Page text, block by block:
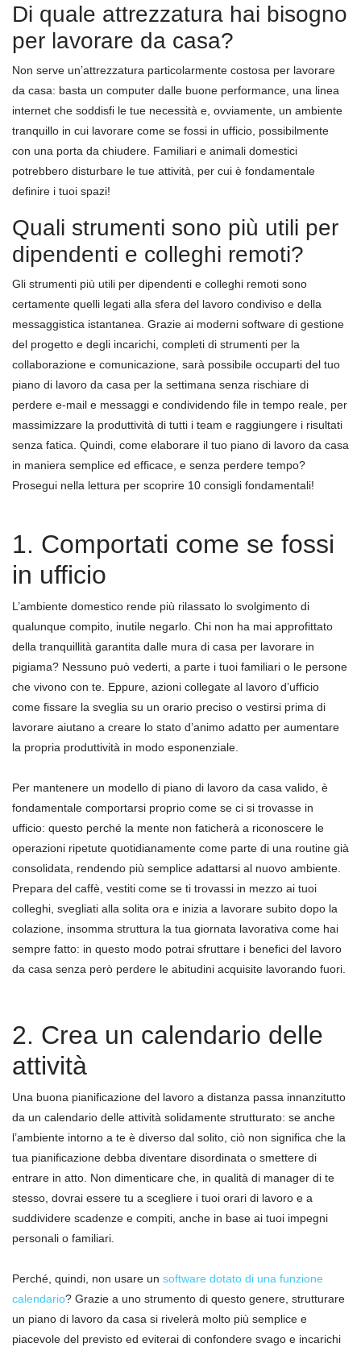
Di quale attrezzatura hai bisogno
per lavorare da casa?
Non serve un’attrezzatura particolarmente costosa per lavorare
da casa: basta un computer dalle buone performance, una linea
internet che soddisfi le tue necessità e, ovviamente, un ambiente
tranquillo in cui lavorare come se fossi in ufficio, possibilmente
con una porta da chiudere. Familiari e animali domestici
potrebbero disturbare le tue attività, per cui è fondamentale
definire i tuoi spazi!
Quali strumenti sono più utili per
dipendenti e colleghi remoti?
Gli strumenti più utili per dipendenti e colleghi remoti sono
certamente quelli legati alla sfera del lavoro condiviso e della
messaggistica istantanea. Grazie ai moderni software di gestione
del progetto e degli incarichi, completi di strumenti per la
collaborazione e comunicazione, sarà possibile occuparti del tuo
piano di lavoro da casa per la settimana senza rischiare di
perdere e-mail e messaggi e condividendo file in tempo reale, per
massimizzare la produttività di tutti i team e raggiungere i risultati
senza fatica. Quindi, come elaborare il tuo piano di lavoro da casa
in maniera semplice ed efficace, e senza perdere tempo?
Prosegui nella lettura per scoprire 10 consigli fondamentali!
1. Comportati come se fossi
in ufficio
L’ambiente domestico rende più rilassato lo svolgimento di
qualunque compito, inutile negarlo. Chi non ha mai approfittato
della tranquillità garantita dalle mura di casa per lavorare in
pigiama? Nessuno può vederti, a parte i tuoi familiari o le persone
che vivono con te. Eppure, azioni collegate al lavoro d’ufficio
come fissare la sveglia su un orario preciso o vestirsi prima di
lavorare aiutano a creare lo stato d’animo adatto per aumentare
la propria produttività in modo esponenziale.
Per mantenere un modello di piano di lavoro da casa valido, è
fondamentale comportarsi proprio come se ci si trovasse in
ufficio: questo perché la mente non faticherà a riconoscere le
operazioni ripetute quotidianamente come parte di una routine già
consolidata, rendendo più semplice adattarsi al nuovo ambiente.
Prepara del caffè, vestiti come se ti trovassi in mezzo ai tuoi
colleghi, svegliati alla solita ora e inizia a lavorare subito dopo la
colazione, insomma struttura la tua giornata lavorativa come hai
sempre fatto: in questo modo potrai sfruttare i benefici del lavoro
da casa senza però perdere le abitudini acquisite lavorando fuori.
2. Crea un calendario delle
attività
Una buona pianificazione del lavoro a distanza passa innanzitutto
da un calendario delle attività solidamente strutturato: se anche
l’ambiente intorno a te è diverso dal solito, ciò non significa che la
tua pianificazione debba diventare disordinata o smettere di
entrare in atto. Non dimenticare che, in qualità di manager di te
stesso, dovrai essere tu a scegliere i tuoi orari di lavoro e a
suddividere scadenze e compiti, anche in base ai tuoi impegni
personali o familiari.
Perché, quindi, non usare un software dotato di una funzione
calendario? Grazie a uno strumento di questo genere, strutturare
un piano di lavoro da casa si rivelerà molto più semplice e
piacevole del previsto ed eviterai di confondere svago e incarichi